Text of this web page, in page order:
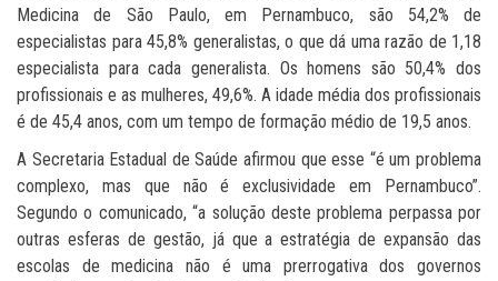
Medicina de São Paulo, em Pernambuco, são 54,2% de
especialistas para 45,8% generalistas, o que dá uma razão de 1,18
especialista para cada generalista. Os homens são 50,4% dos
profissionais e as mulheres, 49,6%. A idade média dos profissionais
é de 45,4 anos, com um tempo de formação médio de 19,5 anos.
A Secretaria Estadual de Saúde afirmou que esse “é um problema
complexo, mas que não é exclusividade em Pernambuco”.
Segundo o comunicado, “a solução deste problema perpassa por
outras esferas de gestão, já que a estratégia de expansão das
escolas de medicina não é uma prerrogativa dos governos